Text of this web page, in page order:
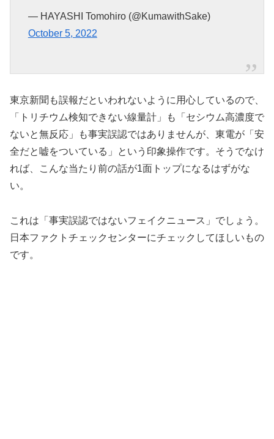
— HAYASHI Tomohiro (@KumawithSake)
October 5, 2022
東京新聞も誤報だといわれないように用心しているので、
「トリチウム検知できない線量計」も「セシウム高濃度で
ないと無反応」も事実誤認ではありませんが、東電が「安
全だと嘘をついている」という印象操作です。そうでなけ
れば、こんな当たり前の話が1面トップになるはずがな
い。
これは「事実誤認ではないフェイクニュース」でしょう。
日本ファクトチェックセンターにチェックしてほしいもの
です。